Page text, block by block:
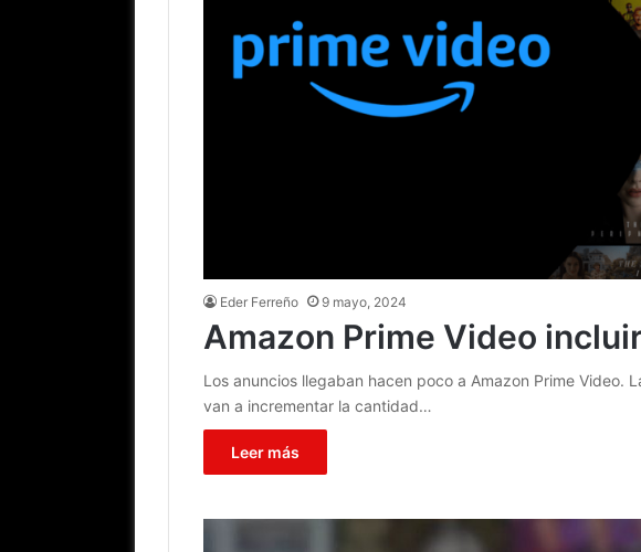
Eder Ferreño 9 mayo, 2024
Amazon Prime Video
Los anuncios llegaban hacen poco a Amazon Prime Video.
van a incrementar la cantidad…
Leer más